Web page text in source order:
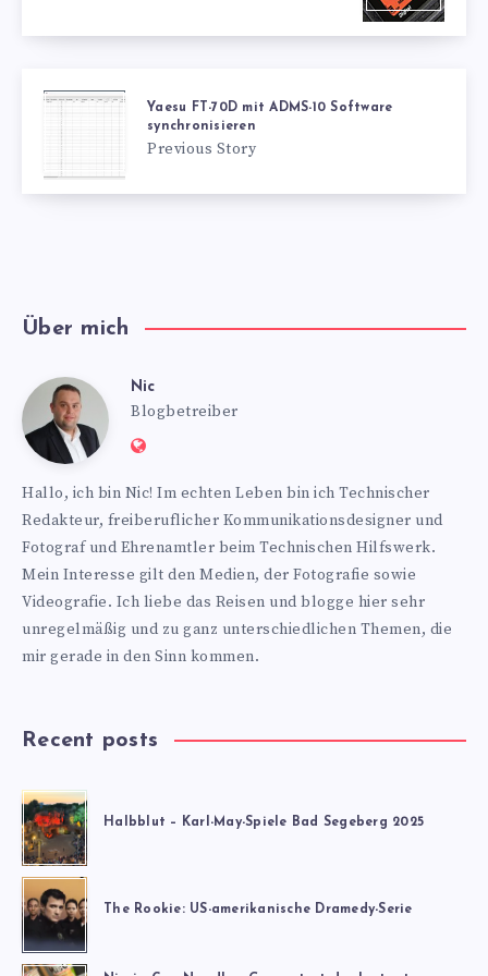
Yaesu FT-70D mit ADMS-10 Software
synchronisieren
Previous Story
Über mich
Nic Nic
Blogbetreiber
Website:
Hallo, ich bin Nic! Im echten Leben bin ich Technischer
Redakteur, freiberuflicher Kommunikationsdesigner und
Fotograf und Ehrenamtler beim Technischen Hilfswerk.
Mein Interesse gilt den Medien, der Fotografie sowie
Videografie. Ich liebe das Reisen und blogge hier sehr
unregelmäßig und zu ganz unterschiedlichen Themen, die
mir gerade in den Sinn kommen.
Recent posts
Halbblut – Karl-May-Spiele Bad Segeberg 2025
The Rookie: US-amerikanische Dramedy-Serie